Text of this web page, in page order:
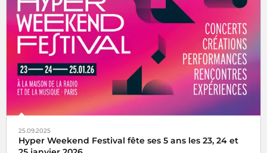
25.09.2025
Hyper Weekend Festival fête ses 5 ans les 23, 24 et